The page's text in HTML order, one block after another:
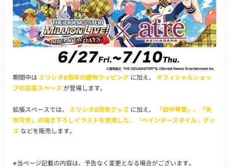
期間中は ミリシタ8周年の建物ラッピング に加え、
オフィシャルショッ
プの拡張スペース が登場します。
拡張スぺースでは、 ミリシタ8周年グッズ に加え、
「田中琴葉」、「矢
吹可奈」の描き下ろしイラストを使用した、『ペインタースタイル』グッ
ズ などを販売します。
※当ページ記載の内容は、予告なく変更となる場合がございます。